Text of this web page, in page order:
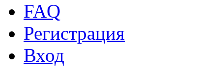
FAQ
Регистрация
Вход